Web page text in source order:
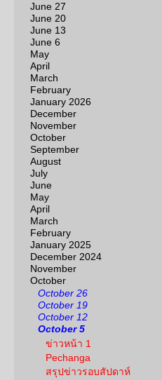
June 27
June 20
June 13
June 6
May
April
March
February
January 2026
December
November
October
September
August
July
June
May
April
March
February
January 2025
December 2024
November
October
October 26
October 19
October 12
October 5
ข่าวหน้า 1
Pechanga
สรุปข่าวรอบสัปดาห์